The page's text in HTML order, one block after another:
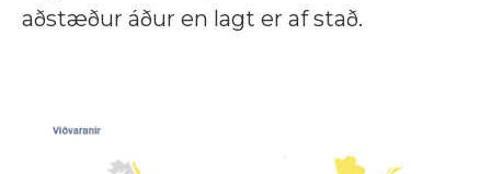
aðstæður áður en lagt er af stað.